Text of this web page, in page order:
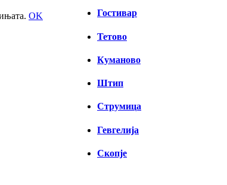
Гостивар
Тетово
Куманово
Штип
Струмица
Гевгелија
Скопје
OK